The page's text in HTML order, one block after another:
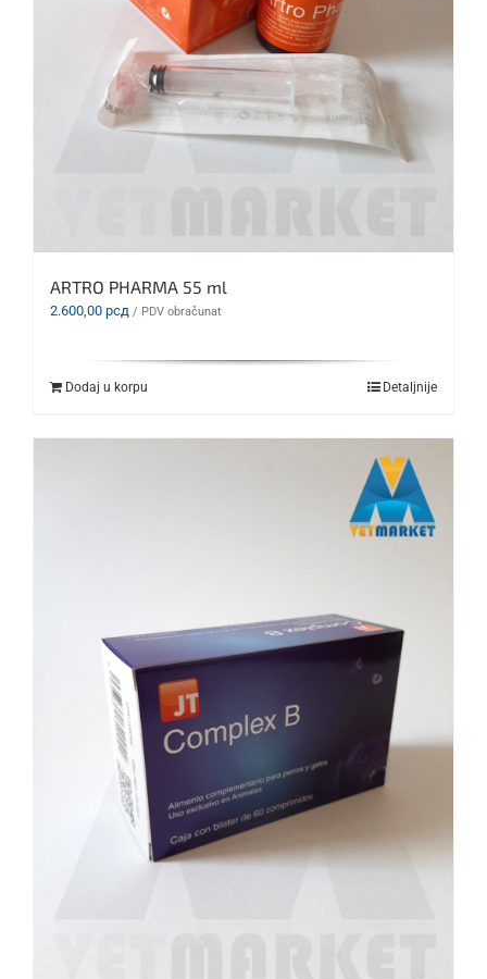
ARTRO PHARMA 55 ml
2.600,00 рсд / PDV obračunat
Dodaj u korpu Detaljnije